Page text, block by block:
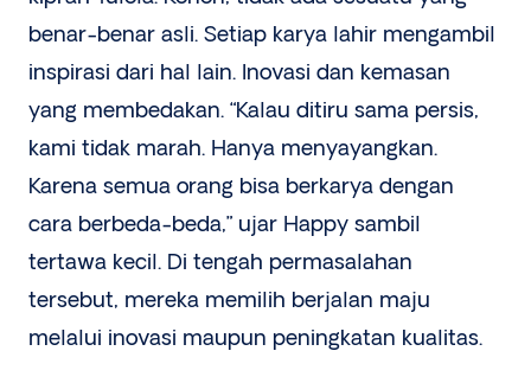
benar-benar asli. Setiap karya lahir mengambil
inspirasi dari hal lain. Inovasi dan kemasan
yang membedakan. “Kalau ditiru sama persis,
kami tidak marah. Hanya menyayangkan.
Karena semua orang bisa berkarya dengan
cara berbeda-beda,” ujar Happy sambil
tertawa kecil. Di tengah permasalahan
tersebut, mereka memilih berjalan maju
melalui inovasi maupun peningkatan kualitas.